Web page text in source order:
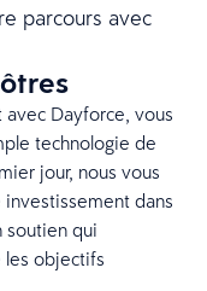
parcours avec
Dayforce, vous
technologie de
jour, nous vous
dans
soutien qui
les objectifs